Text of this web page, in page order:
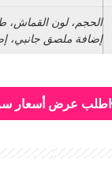
الحجم، لون القماش،
إضافة ملصق جانبي،
اطلب عرض أسعار